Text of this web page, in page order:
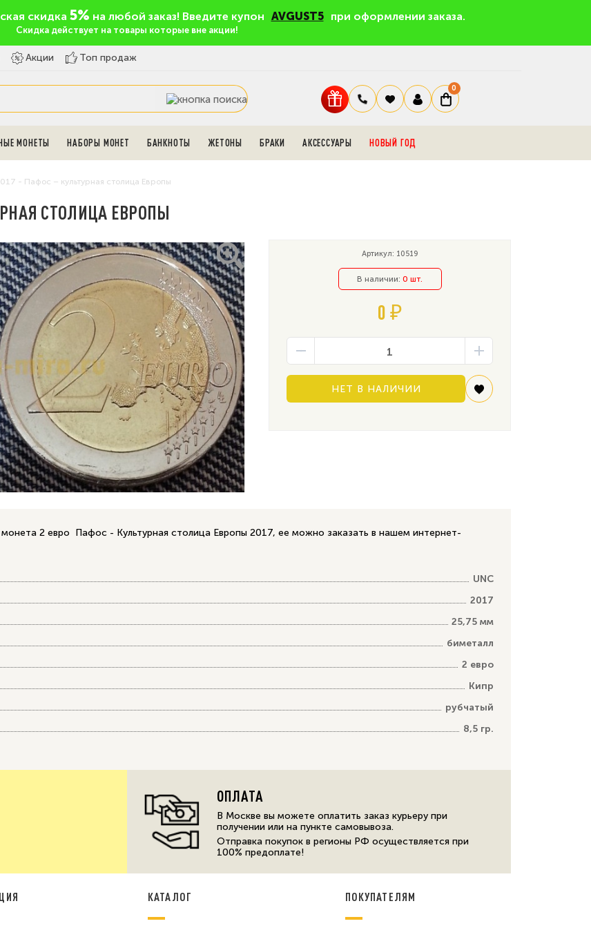
скидка 5% на любой заказ! Введите купон AVGUST5 при оформлении заказа.
Скидка действует на товары которые вне акции!
Акции Топ продаж
0
МОНЕТЫ НАБОРЫ МОНЕТ БАНКНОТЫ ЖЕТОНЫ БРАКИ АКСЕССУАРЫ НОВЫЙ ГОД
- Пафос – культурная столица Европы
СТОЛИЦА ЕВРОПЫ
Артикул: 10519
В наличии:0 шт.
0 ₽
НЕТ В НАЛИЧИИ
2 евро Пафос - Культурная столица Европы 2017, ее можно заказать в нашем интернет-
UNC
2017
25,75 мм
биметалл
2 евро
Кипр
рубчатый
8,5 гр.
ОПЛАТА
В Москве вы можете оплатить заказ курьеру при
получении или на пункте самовывоза.
Отправка покупок в регионы РФ осуществляется при
100% предоплате!
КАТАЛОГ ПОКУПАТЕЛЯМ